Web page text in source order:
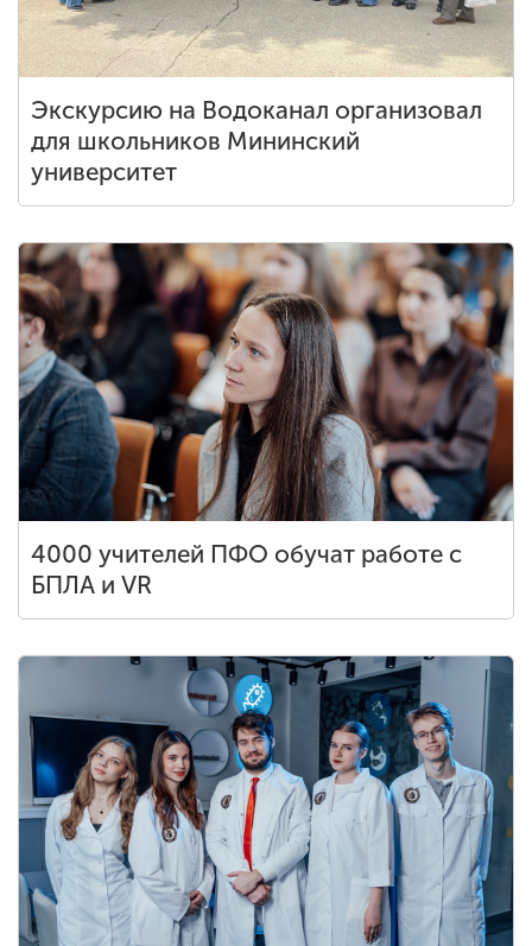
Экскурсию на Водоканал организовал
для школьников Мининский
университет
4000 учителей ПФО обучат работе с
БПЛА и VR